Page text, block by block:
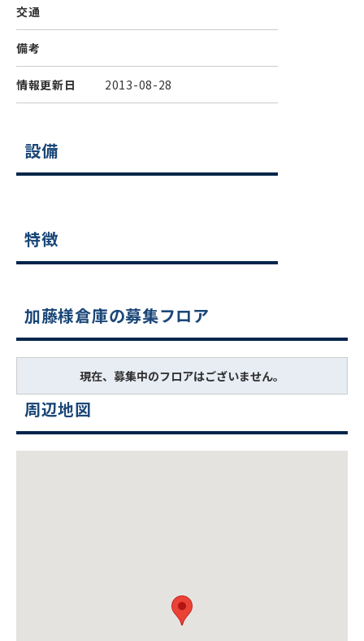
交通
備考
情報更新日 2013-08-28
設備
特徴
加藤様倉庫の募集フロア
現在、募集中のフロアはございません。
周辺地図